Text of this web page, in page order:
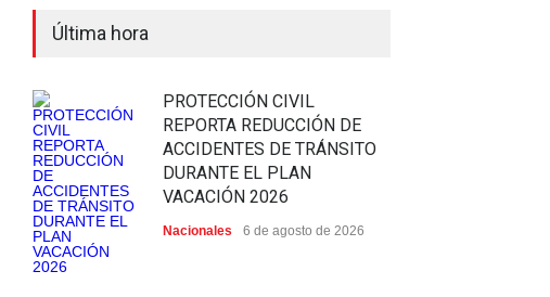
Última hora
PROTECCIÓN CIVIL
REPORTA REDUCCIÓN DE
ACCIDENTES DE TRÁNSITO
DURANTE EL PLAN
VACACIÓN 2026
Nacionales 6 de agosto de 2026